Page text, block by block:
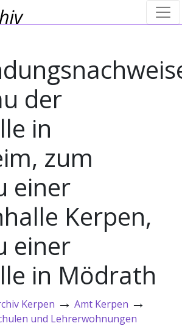
der
in
zum
einer
Kerpen,
einer
in Mödrath
Kerpen → Amt Kerpen →
und Lehrerwohnungen